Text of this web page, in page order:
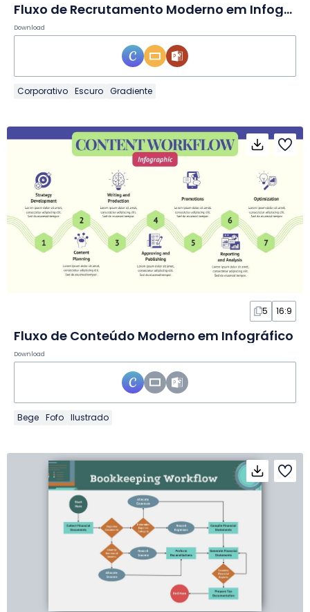
Fluxo de Recrutamento Moderno em Infográfico
Download
Corporativo Escuro Gradiente
5 16:9
Fluxo de Conteúdo Moderno em Infográfico
Download
Bege Fofo Ilustrado